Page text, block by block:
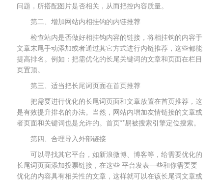
问题，所搭配图片是否相关，从而把控内容质量。
第二、增加网站内相挂钩的内链推荐
检查站内是否做好相挂钩内容的链接，将相挂钩的内容于
文章末尾手动添加或者通过其它方式进行內链推荐，这些都能
提高排名。例如：把需优化的长尾关键词的文章和页面在栏目
页置顶。
第三、适当把长尾词页面在首页推荐
把需要进行优化的长尾词页面和文章放置在首页推荐，这
是有效提升排名的办法。当然，网站内增加友情链接的文章或
者页面和关键词也是允许的。首页**易被搜索引擎定位搜索。
第四、合理导入外部链接
可以寻找其它平台，如新浪微博、博客等，给需要优化的
长尾词页面添加投票链接，在这些 平台发表一些和你需要要
优化的内容具有相关性的文章，这样就可以在该长尾词文章或